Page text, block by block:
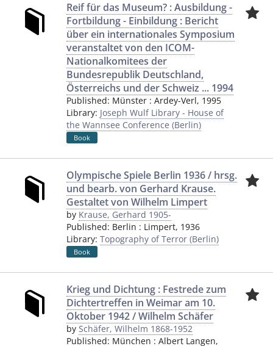
Reif für das Museum? : Ausbildung -
Fortbildung - Einbildung : Bericht
über ein internationales Symposium
veranstaltet von den ICOM-
Nationalkomitees der
Bundesrepublik Deutschland,
Österreichs und der Schweiz ... 1994
Published: Münster : Ardey-Verl, 1995
Library: Joseph Wulf Library - House of
the Wannsee Conference (Berlin)
Book
Olympische Spiele Berlin 1936 / hrsg.
und bearb. von Gerhard Krause.
Gestaltet von Wilhelm Limpert
by Krause, Gerhard 1905-
Published: Berlin : Limpert, 1936
Library: Topography of Terror (Berlin)
Book
Krieg und Dichtung : Festrede zum
Dichtertreffen in Weimar am 10.
Oktober 1942 / Wilhelm Schäfer
by Schäfer, Wilhelm 1868-1952
Published: München : Albert Langen,